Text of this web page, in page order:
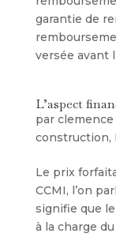
garantie de
versée avant
L’aspect
par clemence
construction,
Le prix
CCMI, l’on
signifie que
à la charge